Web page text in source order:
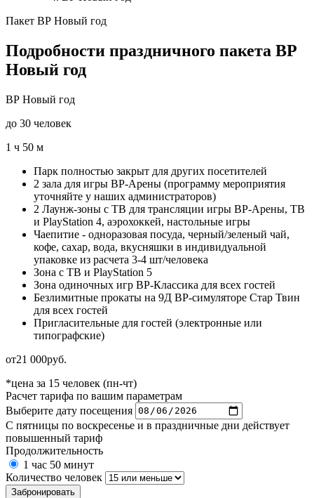
Пакет ВР Новый год
Подробности праздничного пакета ВР
Новый год
ВР Новый год
до 30 человек
1 ч 50 м
Парк полностью закрыт для других посетителей
2 зала для игры ВР-Арены (программу мероприятия
уточняйте у наших администраторов)
2 Лаунж-зоны c ТВ для трансляции игры ВР-Арены, ТВ
и PlayStation 4, аэрохоккей, настольные игры
Чаепитие - одноразовая посуда, черный/зеленый чай,
кофе, сахар, вода, вкусняшки в индивидуальной
упаковке из расчета 3-4 шт/человека
Зона с ТВ и PlayStation 5
Зона одиночных игр ВР-Классика для всех гостей
Безлимитные прокаты на 9Д ВР-симуляторе Стар Твин
для всех гостей
Пригласительные для гостей (электронные или
типографские)
от21 000руб.
*цена за 15 человек (пн-чт)
Расчет тарифа по вашим параметрам
Выберите дату посещения
С пятницы по воскресенье и в праздничные дни действует
повышенный тариф
Продолжительность
1 час 50 минут
Количество человек
Забронировать